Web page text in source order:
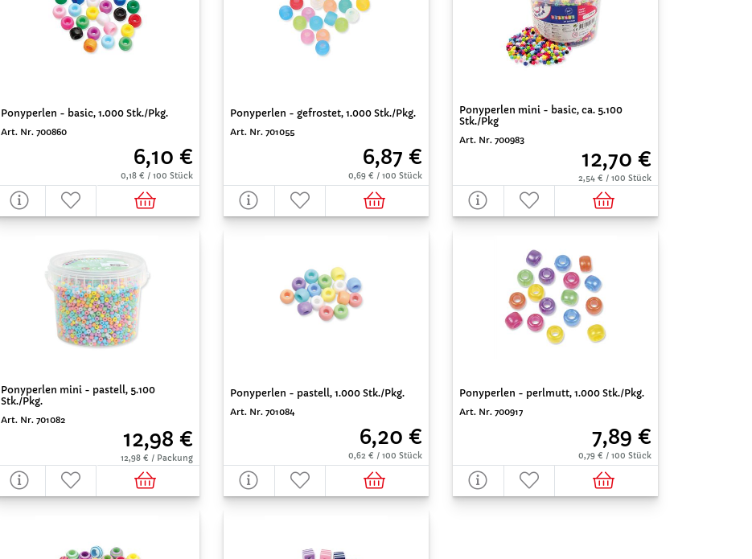
Ponyperlen - basic, 1.000 Stk./Pkg.
Art. Nr. 700860
6,10 €
0,18 € / 100 Stück
Ponyperlen - gefrostet, 1.000 Stk./Pkg.
Art. Nr. 701055
6,87 €
0,69 € / 100 Stück
Ponyperlen mini - basic, ca. 5.100
Stk./Pkg
Art. Nr. 700983
12,70 €
2,54 € / 100 Stück
Ponyperlen mini - pastell, 5.100
Stk./Pkg.
Art. Nr. 701082
12,98 €
12,98 € / Packung
Ponyperlen - pastell, 1.000 Stk./Pkg.
Art. Nr. 701084
6,20 €
0,62 € / 100 Stück
Ponyperlen - perlmutt, 1.000 Stk./Pkg.
Art. Nr. 700917
7,89 €
0,79 € / 100 Stück